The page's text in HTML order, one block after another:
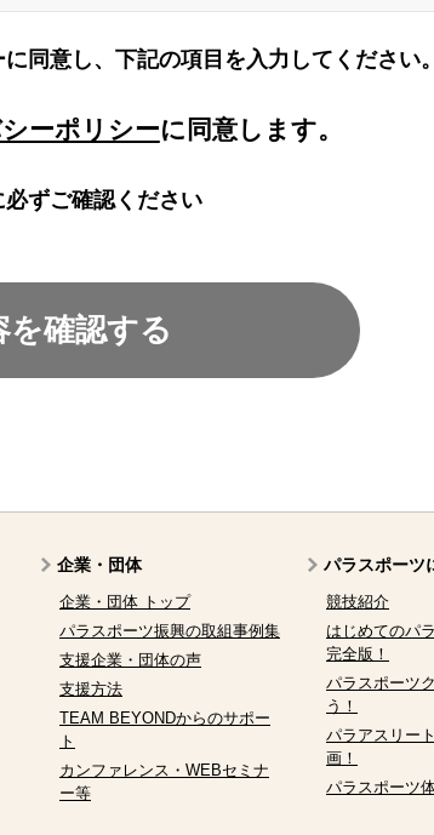
同意し、下記の項目を入力してください。
ーポリシーに同意します。
ずご確認ください
企業・団体
企業・団体 トップ
パラスポーツ振興の取組事例集
支援企業・団体の声
支援方法
TEAM BEYONDからのサポー
ト
カンファレンス・WEBセミナ
ー等
パラスポーツ
競技紹介
はじめてのパ
完全版！
パラスポーツ
う！
パラアスリー
画！
パラスポーツ